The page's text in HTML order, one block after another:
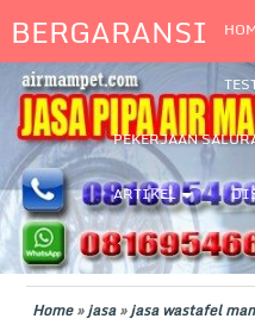
BERGARANSI
PEKERJAAN
ARTIKEL
Home»jasa»jasa wastafel